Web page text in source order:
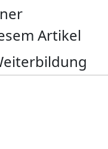
Artikel